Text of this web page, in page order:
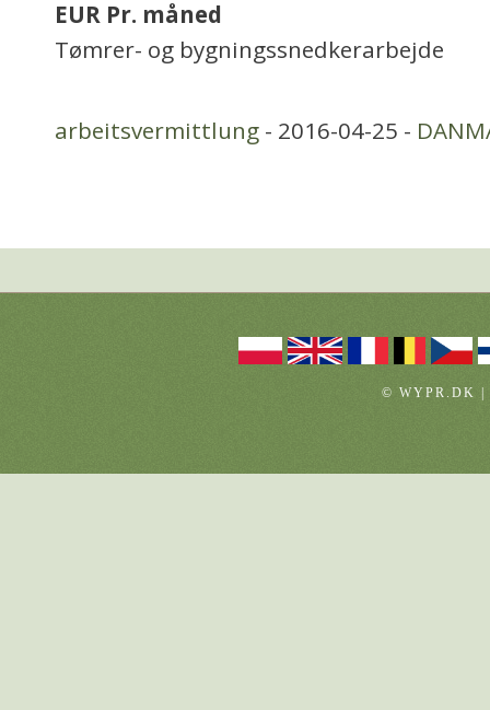
EUR Pr. måned
Tømrer- og bygningssnedkerarbejde
arbeitsvermittlung - 2016-04-25 -
© WYPR.DK